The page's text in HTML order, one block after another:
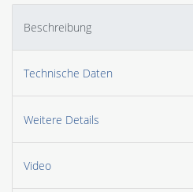
Beschreibung
Technische Daten
Weitere Details
Video